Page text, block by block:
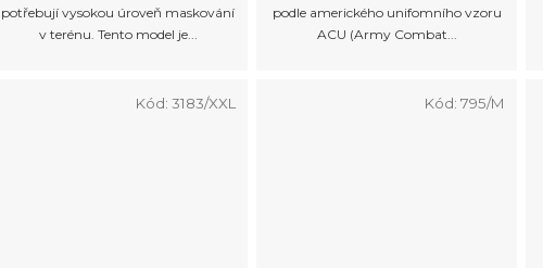
potřebují vysokou úroveň maskování
v terénu. Tento model je...
podle amerického unifomního vzoru
ACU (Army Combat...
Kód:3183/XXL Kód: 795/M